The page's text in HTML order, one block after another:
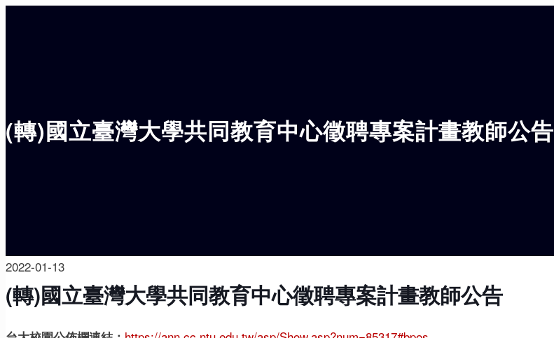
(轉)國立臺灣大學共同教育中心徵聘專案計畫教師公告
2022-01-13
(轉)國立臺灣大學共同教育中心徵聘專案計畫教師公告